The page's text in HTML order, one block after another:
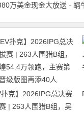
万美金现金大放送 - 蜗
扑克】2026IPG总决赛
| 263人围猎B组，吴